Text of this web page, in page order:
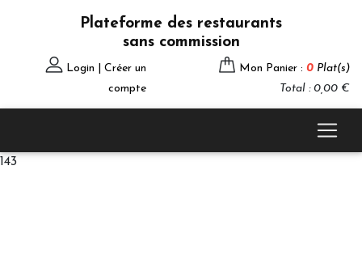
Plateforme des restaurants
sans commission
Login | Créer un
compte
Mon Panier : 0 Plat(s)
Total : 0,00 €
143